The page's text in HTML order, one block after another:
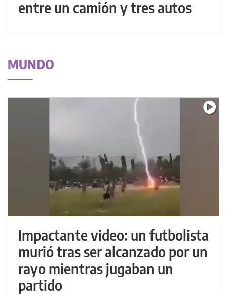
entre un camión y tres autos
MUNDO
Impactante video: un futbolista
murió tras ser alcanzado por un
rayo mientras jugaban un
partido